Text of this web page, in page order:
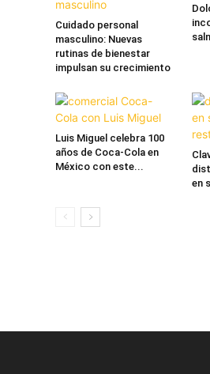
Cuidado personal
masculino: Nuevas
rutinas de bienestar
impulsan su crecimiento
Luis Miguel celebra 100
años de Coca-Cola en
México con este...
en